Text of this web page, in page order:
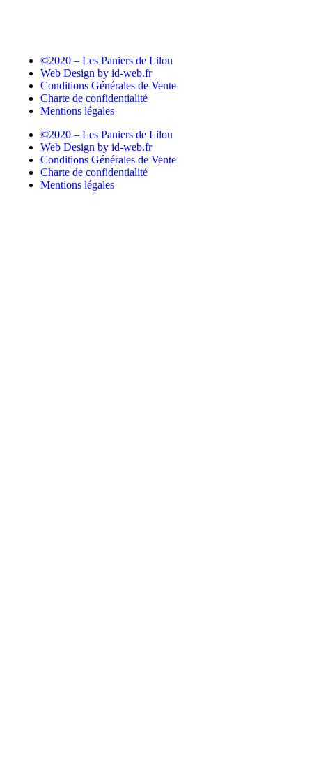
©2020 – Les Paniers de Lilou
Web Design by id-web.fr
Conditions Générales de Vente
Charte de confidentialité
Mentions légales
©2020 – Les Paniers de Lilou
Web Design by id-web.fr
Conditions Générales de Vente
Charte de confidentialité
Mentions légales